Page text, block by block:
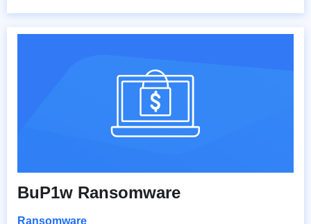
BuP1w Ransomware
Ransomware